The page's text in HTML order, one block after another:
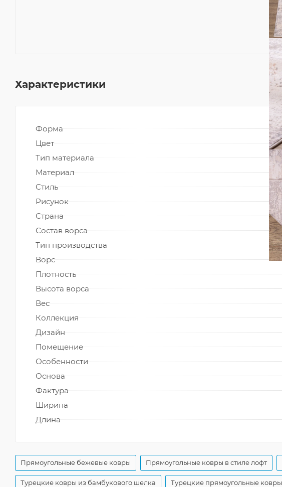
Характеристики
Форма
Цвет
Тип материала
Материал
Стиль
Рисунок
Страна
Состав ворса
Тип производства
Ворс
Плотность
Высота ворса
Вес
Коллекция
Дизайн
Помещение
Особенности
Основа
Фактура
Ширина
Длина
Прямоугольные бежевые ковры Прямоугольные ковры в стиле лофт
Турецкие ковры из бамбукового шелка Турецкие прямоугольные ковры